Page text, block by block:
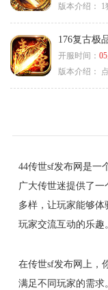
版本介绍：
1
176复古极
开服时间：
版本介绍：
44传世sf发布网是一
广大传世迷提供了
多样，让玩家能够
玩家交流互动的乐趣。
在传世sf发布网上，
满足不同玩家的需求